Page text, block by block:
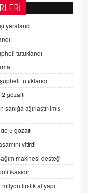
ve dijital hukukun
Alınmalı?
Ziyaret Etse...
Vurulan Şamar:
yaralandı
tutuklandı
tutuklandı
gözaltı
ağırlaştırılmış
5 gözaltı
yitirdi
makinesi desteği
liralık altyapı